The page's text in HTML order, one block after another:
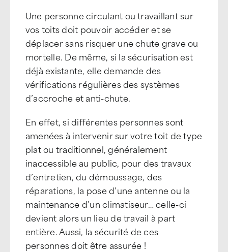
Une personne circulant ou travaillant sur
vos toits doit pouvoir accéder et se
déplacer sans risquer une chute grave ou
mortelle. De même, si la sécurisation est
déjà existante, elle demande des
vérifications régulières des systèmes
d’accroche et anti-chute.
En effet, si différentes personnes sont
amenées à intervenir sur votre toit de type
plat ou traditionnel, généralement
inaccessible au public, pour des travaux
d’entretien, du démoussage, des
réparations, la pose d’une antenne ou la
maintenance d’un climatiseur… celle-ci
devient alors un lieu de travail à part
entière. Aussi, la sécurité de ces
personnes doit être assurée !